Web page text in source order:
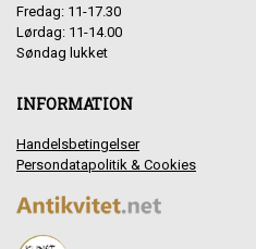
Fredag: 11-17.30
Lørdag: 11-14.00
Søndag lukket
INFORMATION
Handelsbetingelser
Persondatapolitik & Cookies